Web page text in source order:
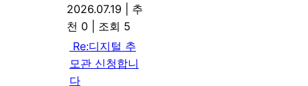
2026.07.19
추
천 0
조회 5
Re:디지털 추
모관 신청합니
다